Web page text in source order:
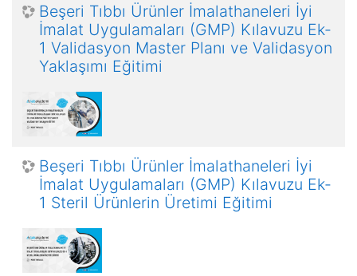
Beşeri Tıbbı Ürünler İmalathaneleri İyi
İmalat Uygulamaları (GMP) Kılavuzu Ek-
1 Validasyon Master Planı ve Validasyon
Yaklaşımı Eğitimi
Beşeri Tıbbı Ürünler İmalathaneleri İyi
İmalat Uygulamaları (GMP) Kılavuzu Ek-
1 Steril Ürünlerin Üretimi Eğitimi